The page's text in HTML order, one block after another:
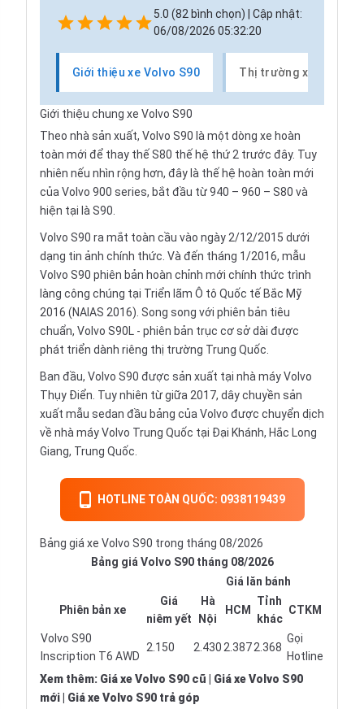
5.0 (82 bình chọn) | Cập nhật:
06/08/2026 05:32:20
Giới thiệu xe Volvo S90 Thị trường xe Volvo
Giới thiệu chung xe Volvo S90
Theo nhà sản xuất, Volvo S90 là một dòng xe hoàn
toàn mới để thay thế S80 thế hệ thứ 2 trước đây. Tuy
nhiên nếu nhìn rộng hơn, đây là thế hệ hoàn toàn mới
của Volvo 900 series, bắt đầu từ 940 – 960 – S80 và
hiện tại là S90.
Volvo S90 ra mắt toàn cầu vào ngày 2/12/2015 dưới
dạng tin ảnh chính thức. Và đến tháng 1/2016, mẫu
Volvo S90 phiên bản hoàn chỉnh mới chính thức trình
làng công chúng tại Triển lãm Ô tô Quốc tế Bắc Mỹ
2016 (NAIAS 2016). Song song với phiên bản tiêu
chuẩn, Volvo S90L - phiên bản trục cơ sở dài được
phát triển dành riêng thị trường Trung Quốc.
Ban đầu, Volvo S90 được sản xuất tại nhà máy Volvo
Thụy Điển. Tuy nhiên từ giữa 2017, dây chuyền sản
xuất mẫu sedan đầu bảng của Volvo được chuyển dịch
về nhà máy Volvo Trung Quốc tại Đại Khánh, Hắc Long
Giang, Trung Quốc.
HOTLINE TOÀN QUỐC: 0938119439
Bảng giá xe Volvo S90 trong tháng 08/2026
Bảng giá Volvo S90 tháng 08/2026
Giá lăn bánh
Phiên bản xe
Giá
niêm yết
Hà
Nội
HCM
Tỉnh
khác
CTKM
Volvo S90
Inscription T6 AWD
2.150 2.4302.3872.368
Gọi
Hotline
Xem thêm: Giá xe Volvo S90 cũ
Giá xe Volvo S90
mới
Giá xe Volvo S90 trả góp